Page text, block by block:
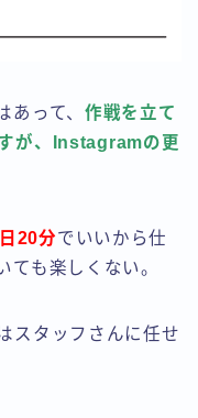
あって、 作戦を立て
が、Instagramの更
20分でいいから仕
ても楽しくない。
スタッフさんに任せ